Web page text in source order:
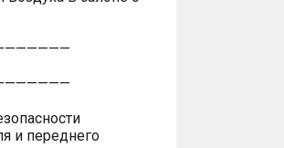
и переднего